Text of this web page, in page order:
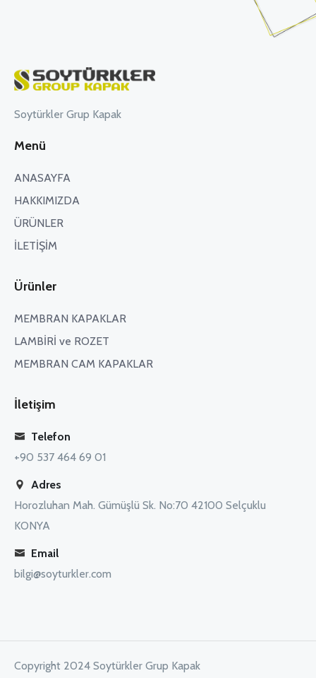
Soytürkler Grup Kapak
Menü
ANASAYFA
HAKKIMIZDA
ÜRÜNLER
İLETİŞİM
Ürünler
MEMBRAN KAPAKLAR
LAMBİRİ ve ROZET
MEMBRAN CAM KAPAKLAR
İletişim
Telefon
+90 537 464 69 01
Adres
Horozluhan Mah. Gümüşlü Sk. No:70 42100 Selçuklu
KONYA
Email
bilgi@soyturkler.com
Copyright 2024 Soytürkler Grup Kapak